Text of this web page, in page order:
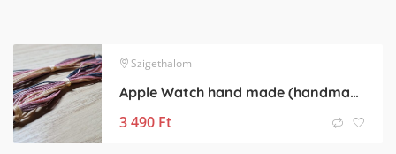
Szigethalom
Apple Watch hand made (handmade) óraszíj
3 490 Ft